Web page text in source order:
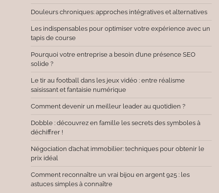
Douleurs chroniques: approches intégratives et alternatives
Les indispensables pour optimiser votre expérience avec un
tapis de course
Pourquoi votre entreprise a besoin d’une présence SEO
solide ?
Le tir au football dans les jeux vidéo : entre réalisme
saisissant et fantaisie numérique
Comment devenir un meilleur leader au quotidien ?
Dobble : découvrez en famille les secrets des symboles à
déchiffrer !
Négociation d’achat immobilier: techniques pour obtenir le
prix idéal
Comment reconnaître un vrai bijou en argent 925 : les
astuces simples à connaître